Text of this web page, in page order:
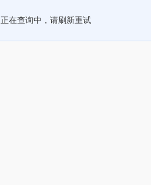
正在查询中，请刷新重试